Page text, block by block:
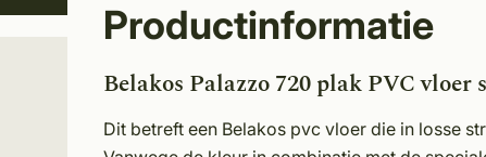
Productinformatie
Belakos Palazzo 720 plak PVC
Dit betreft een Belakos pvc vloer die in losse